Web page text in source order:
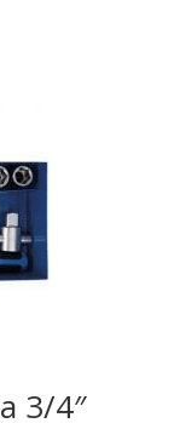
3/4″